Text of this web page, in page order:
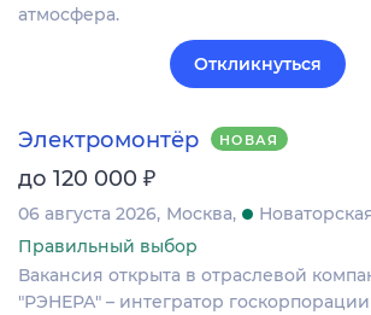
атмосфера.
Откликнуться
Электромонтёр НОВАЯ
до 120 000 ₽
06 августа 2026 Москва
Правильный выбор
Вакансия открыта в отраслевой
"РЭНЕРА" – интегратор